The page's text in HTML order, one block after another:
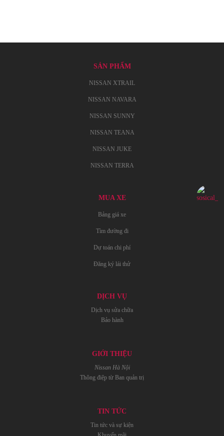
SẢN PHẨM
NISSAN XTRAIL
NISSAN NAVARA
NISSAN SUNNY
NISSAN TEANA
NISSAN JUKE
NISSAN TERRA
MUA XE
Bảng giá xe
Tìm đường đi
Dự toán chi phí
Đăng ký lái thử
DỊCH VỤ
Dịch vụ sửa chữa
Bảo hành
GIỚI THIỆU
Nissan Hà Nội
Thông điệp từ Ban quản trị
TIN TỨC
Tin tức và sự kiện